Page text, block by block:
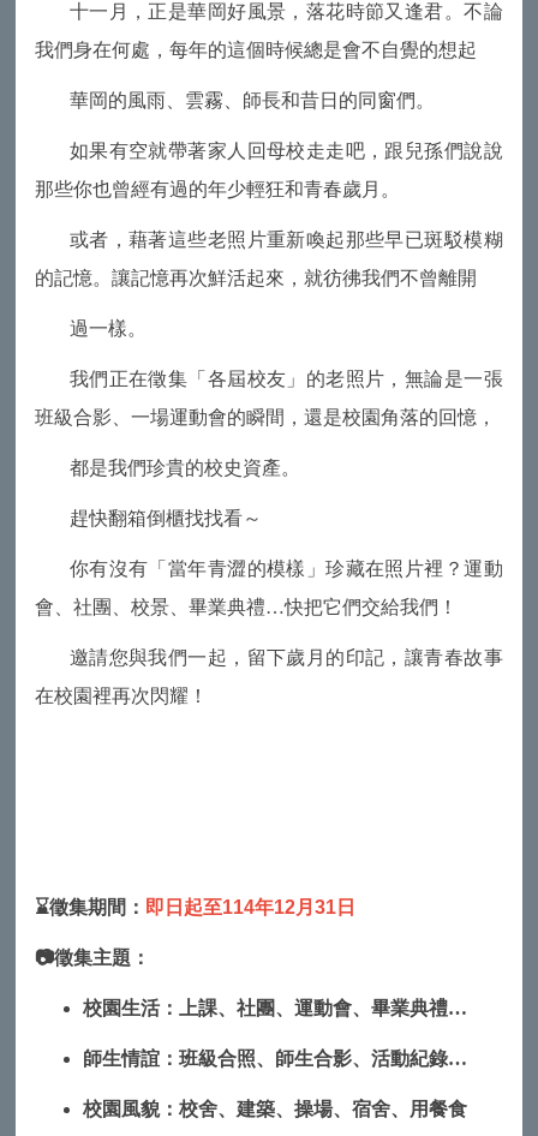
十一月，正是華岡好風景，落花時節又逢君。不論
我們身在何處，每年的這個時候總是會不自覺的想起
華岡的風雨、雲霧、師長和昔日的同窗們。
如果有空就帶著家人回母校走走吧，跟兒孫們說說
那些你也曾經有過的年少輕狂和青春歲月。
或者，藉著這些老照片重新喚起那些早已斑駁模糊
的記憶。讓記憶再次鮮活起來，就彷彿我們不曾離開
過一樣。
我們正在徵集「各屆校友」的老照片，無論是一張
班級合影、一場運動會的瞬間，還是校園角落的回憶，
都是我們珍貴的校史資產。
趕快翻箱倒櫃找找看～
你有沒有「當年青澀的模樣」珍藏在照片裡？運動
會、社團、校景、畢業典禮…快把它們交給我們！
邀請您與我們一起，留下歲月的印記，讓青春故事
在校園裡再次閃耀！
⌛徵集期間： 即日起至114年12月31日
📷徵集主題：
校園生活：上課、社團、運動會、畢業典禮…
師生情誼：班級合照、師生合影、活動紀錄…
校園風貌：校舍、建築、操場、宿舍、用餐食